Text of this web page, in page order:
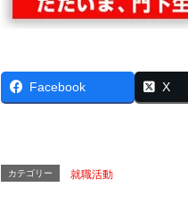
Facebook X
カテゴリー 就職活動